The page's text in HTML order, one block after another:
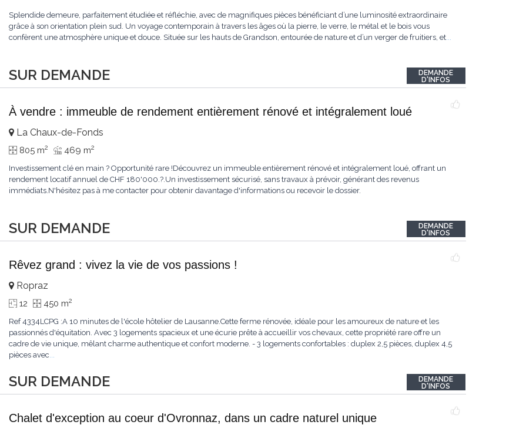
SUR DEMANDE
Splendide demeure, parfaitement étudiée et réfléchie, avec de magnifiques pièces bénéficiant d’une luminosité extraordinaire
grâce à son orientation plein sud. Un voyage contemporain à travers les âges où la pierre, le verre, le métal et le bois vous
confèrent une atmosphère unique et douce. Située sur les hauts de Grandson, entourée de nature et d’un verger de fruitiers, et...
DEMANDE
D'INFOS
À vendre : immeuble de rendement entièrement rénové et intégralement loué
SUR DEMANDE
La Chaux-de-Fonds
805 m2 469 m2
Investissement clé en main ? Opportunité rare !Découvrez un immeuble entièrement rénové et intégralement loué, offrant un
rendement locatif annuel de CHF 180'000.?.Un investissement sécurisé, sans travaux à prévoir, générant des revenus
immédiats.N'hésitez pas à me contacter pour obtenir davantage d'informations ou recevoir le dossier.
DEMANDE
D'INFOS
Rêvez grand : vivez la vie de vos passions !
SUR DEMANDE
Ropraz
12 450 m2
Ref 4334LCPG :A 10 minutes de l'école hôtelier de Lausanne.Cette ferme rénovée, idéale pour les amoureux de nature et les
passionnés d'équitation. Avec 3 logements spacieux et une écurie prête à accueillir vos chevaux, cette propriété rare offre un
cadre de vie unique, mêlant charme authentique et confort moderne. - 3 logements confortables : duplex 2,5 pièces, duplex 4,5
pièces avec...
DEMANDE
D'INFOS
Chalet d'exception au coeur d'Ovronnaz, dans un cadre naturel unique